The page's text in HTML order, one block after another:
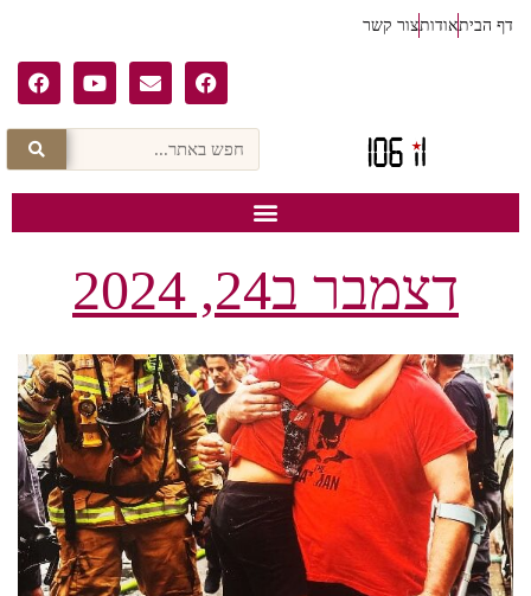
דף הביתאודותצור קשר
דצמבר ב24, 2024